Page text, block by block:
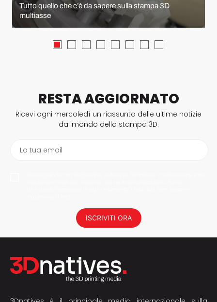
Tutto quello che c’è da sapere sulla stampa 3D
multiasse
RESTA AGGIORNATO
Ricevi ogni mercoledì un riassunto delle ultime notizie
dal mondo della stampa 3D.
La tua email
ISCRIVITI ORA